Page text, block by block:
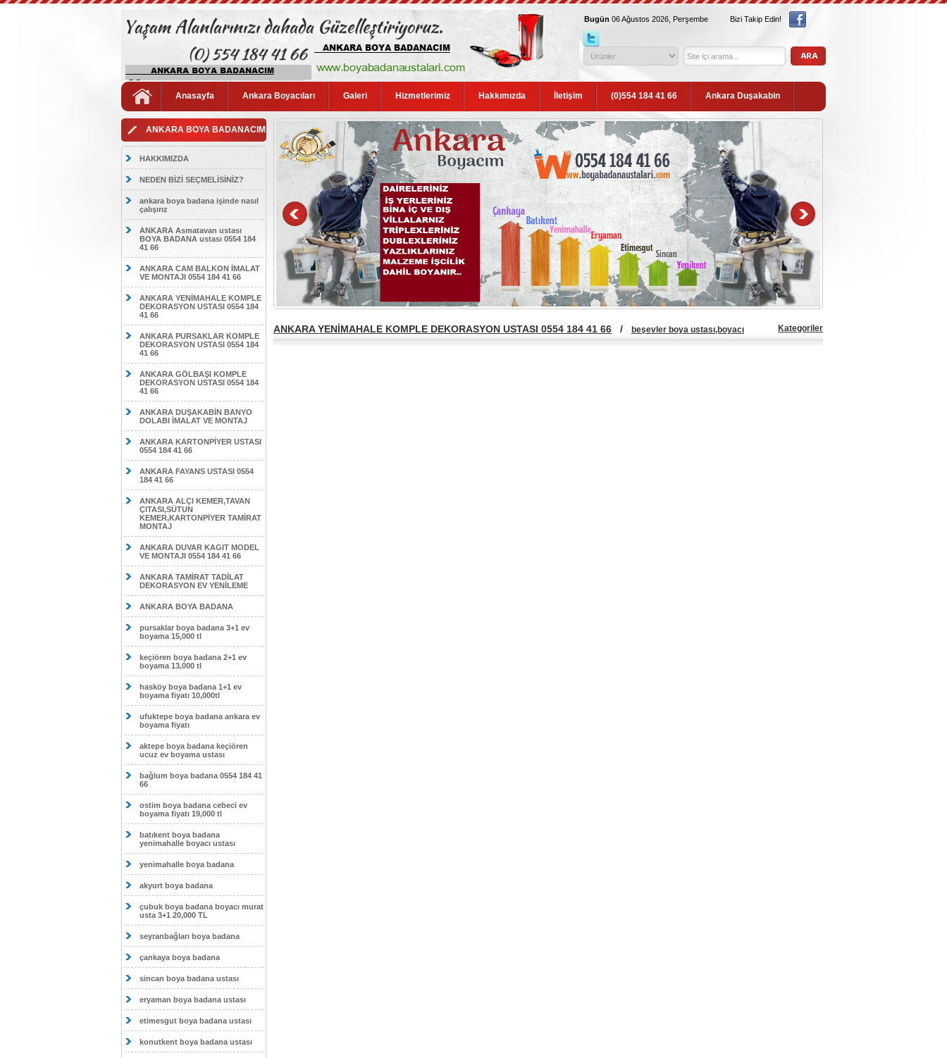
Bugün 06 Ağustos 2026, Perşembe Bizi Takip Edin!
Anasayfa Ankara Boyacıları Galeri Hizmetlerimiz Hakkımızda İletişim (0)554 184 41 66 Ankara Duşakabin
ANKARA BOYA BADANACIM
HAKKIMIZDA
NEDEN BİZİ SEÇMELİSİNİZ?
ankara boya badana işinde nasıl
çalışırız
ANKARA Asmatavan ustası
BOYA BADANA ustası 0554 184
41 66
ANKARA CAM BALKON İMALAT
VE MONTAJI 0554 184 41 66
ANKARA YENİMAHALE KOMPLE
DEKORASYON USTASI 0554 184
41 66
ANKARA PURSAKLAR KOMPLE
DEKORASYON USTASI 0554 184
41 66
ANKARA GÖLBAŞI KOMPLE
DEKORASYON USTASI 0554 184
41 66
ANKARA DUŞAKABİN BANYO
DOLABI İMALAT VE MONTAJ
ANKARA KARTONPİYER USTASI
0554 184 41 66
ANKARA FAYANS USTASI 0554
184 41 66
ANKARA ALÇI KEMER,TAVAN
ÇITASI,SÜTUN
KEMER,KARTONPİYER TAMİRAT
MONTAJ
ANKARA DUVAR KAGIT MODEL
VE MONTAJI 0554 184 41 66
ANKARA TAMİRAT TADİLAT
DEKORASYON EV YENİLEME
ANKARA BOYA BADANA
pursaklar boya badana 3+1 ev
boyama 15,000 tl
keçiören boya badana 2+1 ev
boyama 13,000 tl
hasköy boya badana 1+1 ev
boyama fiyatı 10,000tl
ufuktepe boya badana ankara ev
boyama fiyatı
aktepe boya badana keçiören
ucuz ev boyama ustası
bağlum boya badana 0554 184 41
66
ostim boya badana cebeci ev
boyama fiyatı 19,000 tl
batıkent boya badana
yenimahalle boyacı ustası
yenimahalle boya badana
akyurt boya badana
çubuk boya badana boyacı murat
usta 3+1 20,000 TL
seyranbağları boya badana
çankaya boya badana
sincan boya badana ustası
eryaman boya badana ustası
etimesgut boya badana ustası
konutkent boya badana ustası
ANKARA YENİMAHALE KOMPLE DEKORASYON USTASI 0554 184 41 66 / beşevler boya ustası,boyacı Kategoriler